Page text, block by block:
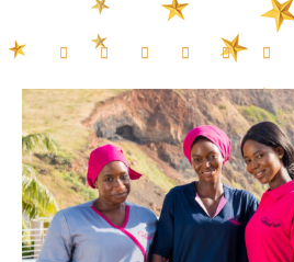
     